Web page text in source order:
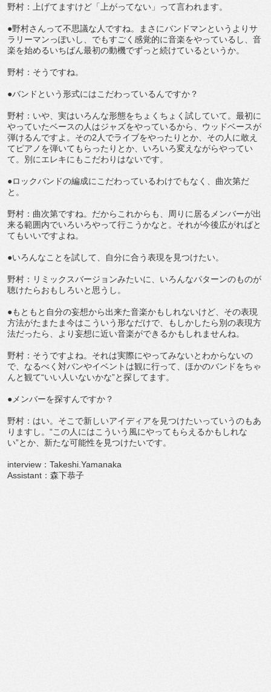
野村：上げてますけど「上がってない」って言われます。
●野村さんって不思議な人ですね。まさにバンドマンというよりサ
ラリーマンっぽいし、でもすごく感覚的に音楽をやっているし、音
楽を始めるいちばん最初の動機でずっと続けているというか。
野村：そうですね。
●バンドという形式にはこだわっているんですか？
野村：いや、実はいろんな形態をちょくちょく試していて。最初に
やっていたベースの人はジャズをやっているから、ウッドベースが
弾けるんですよ。その2人でライブをやったりとか、その人に敢え
てピアノを弾いてもらったりとか、いろいろ変えながらやってい
て。別にエレキにもこだわりはないです。
●ロックバンドの編成にこだわっているわけでもなく、曲次第だ
と。
野村：曲次第ですね。だからこれからも、周りに居るメンバーが出
来る範囲内でいろいろやって行こうかなと。それが今後広がればと
てもいいですよね。
●いろんなことを試して、自分に合う表現を見つけたい。
野村：リミックスバージョンみたいに、いろんなパターンのものが
聴けたらおもしろいと思うし。
●もともと自分の妄想から出来た音楽かもしれないけど、その表現
方法がたまたま今はこういう形なだけで、もしかしたら別の表現方
法だったら、より妄想に近い音楽ができるかもしれませんね。
野村：そうですよね。それは実際にやってみないとわからないの
で、なるべく対バンやイベントは観に行って、ほかのバンドをちゃ
んと観て“いい人いないかな”と探してます。
●メンバーを探すんですか？
野村：はい。そこで新しいアイディアを見つけたいっていうのもあ
りますし。“この人にはこういう風にやってもらえるかもしれな
い”とか、新たな可能性を見つけたいです。
interview：Takeshi.Yamanaka
Assistant：森下恭子